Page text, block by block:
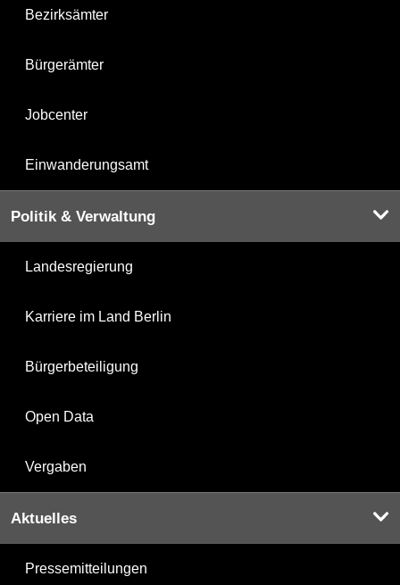
Bezirksämter
Bürgerämter
Jobcenter
Einwanderungsamt
Politik & Verwaltung
Landesregierung
Karriere im Land Berlin
Bürgerbeteiligung
Open Data
Vergaben
Aktuelles
Pressemitteilungen